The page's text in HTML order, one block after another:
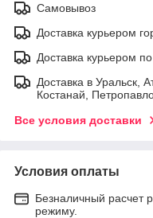
Самовывоз
Доставка курьером
Доставка курьером
Доставка в Уральск,
Костанай,
Все условия доставки
Условия оплаты
Безналичный расчет
режиму.